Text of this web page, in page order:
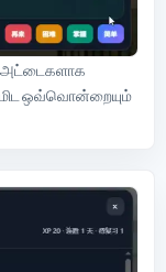
அட்டைகளாக
ஒவ்வொன்றையும்